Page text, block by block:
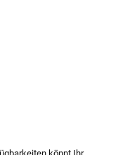
verfügbar.)